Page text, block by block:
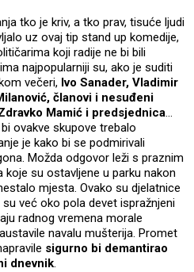
tko je kriv, a tko prav, tisuće ljudi
uz ovaj tip stand up komedije,
koji radije ne bi bili
najpopularniji su, ako je suditi
večeri, Ivo Sanader, Vladimir
članovi i nesuđeni
Mamić i predsjednica…
ovakve skupove trebalo
je kako bi se podmirivali
Možda odgovor leži s praznim
koje su ostavljene u parku nakon
mjesta. Ovako su djelatnice
već oko pola devet ispražnjeni
radnog vremena morale
navalu mušterija. Promet
sigurno bi demantirao
dnevnik.